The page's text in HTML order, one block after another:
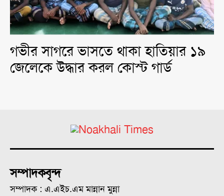
গভীর সাগরে ভাসতে থাকা হাতিয়ার ১৯
জেলেকে উদ্ধার করল কোস্ট গার্ড
সম্পাদকবৃন্দ
সম্পাদক : এ.এইচ.এম মান্নান মুন্না